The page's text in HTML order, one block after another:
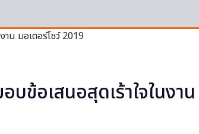
ข้อเสนอสุดเร้าใจในงาน